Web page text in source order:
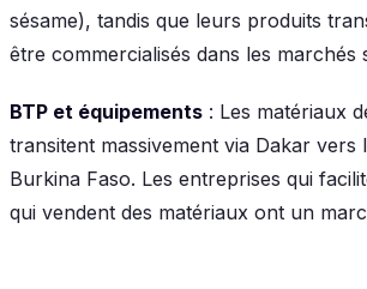
sésame), tandis que leurs produits
être commercialisés dans les marchés
BTP et équipements : Les matériaux
transitent massivement via Dakar vers
Burkina Faso. Les entreprises qui
qui vendent des matériaux ont un